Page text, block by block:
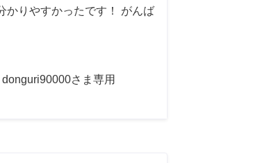
かりやすかったです！ がんば
donguri90000さま専用